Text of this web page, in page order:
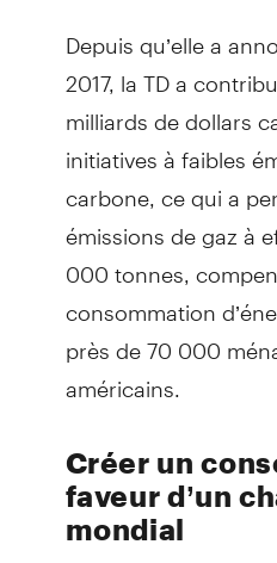
Depuis qu’elle a
2017, la TD a
milliards de dollars
initiatives à faibles
carbone, ce qui a
émissions de gaz à
000 tonnes,
consommation
près de 70 000
américains.
Créer un
faveur d’un
mondial